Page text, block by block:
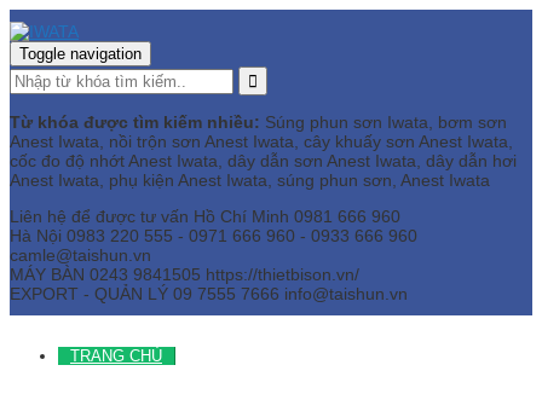
Toggle navigation
Từ khóa được tìm kiếm nhiều: Súng phun sơn Iwata, bơm sơn
Anest Iwata, nồi trộn sơn Anest Iwata, cây khuấy sơn Anest Iwata,
cốc đo độ nhớt Anest Iwata, dây dẫn sơn Anest Iwata, dây dẫn hơi
Anest Iwata, phụ kiện Anest Iwata, súng phun sơn, Anest Iwata
Liên hệ để được tư vấn Hồ Chí Minh 0981 666 960
Hà Nội 0983 220 555 - 0971 666 960 - 0933 666 960
camle@taishun.vn
MÁY BÀN 0243 9841505 https://thietbison.vn/
EXPORT - QUẢN LÝ 09 7555 7666 info@taishun.vn
TRANG CHỦ